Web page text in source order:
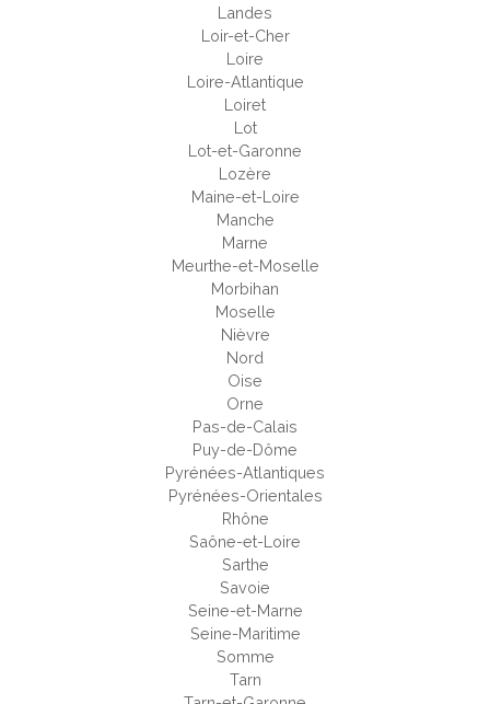
Landes
Loir-et-Cher
Loire
Loire-Atlantique
Loiret
Lot
Lot-et-Garonne
Lozère
Maine-et-Loire
Manche
Marne
Meurthe-et-Moselle
Morbihan
Moselle
Nièvre
Nord
Oise
Orne
Pas-de-Calais
Puy-de-Dôme
Pyrénées-Atlantiques
Pyrénées-Orientales
Rhône
Saône-et-Loire
Sarthe
Savoie
Seine-et-Marne
Seine-Maritime
Somme
Tarn